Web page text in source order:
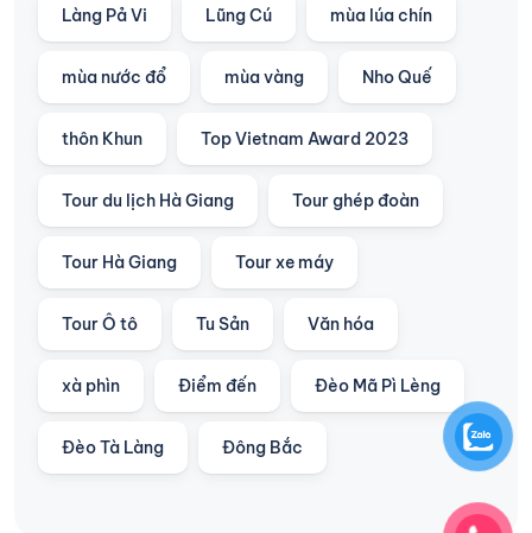
Làng Pả Vi Lũng Cú mùa lúa chín
mùa nước đổ mùa vàng Nho Quế
thôn Khun Top Vietnam Award 2023
Tour du lịch Hà Giang Tour ghép đoàn
Tour Hà Giang Tour xe máy
Tour Ô tô Tu Sản Văn hóa
xà phìn Điểm đến Đèo Mã Pì Lèng
Đèo Tà Làng Đông Bắc